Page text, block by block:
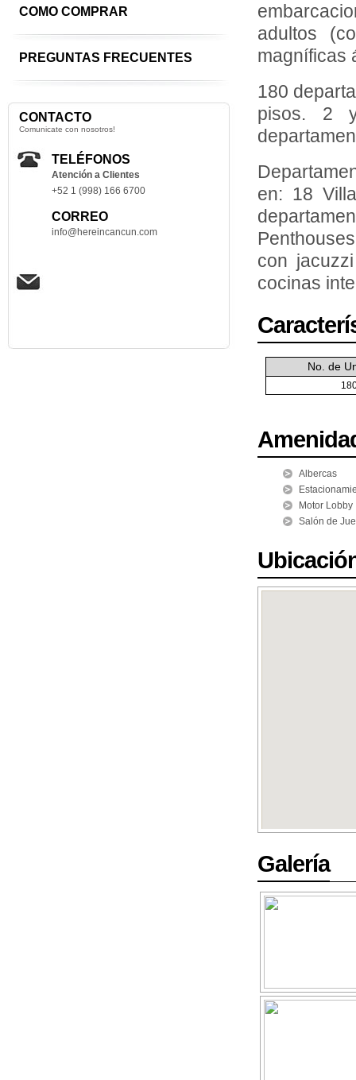
COMO COMPRAR
PREGUNTAS FRECUENTES
CONTACTO
Comunicate con nosotros!
TELÉFONOS
Atención a Clientes
+52 1 (998) 166 6700
CORREO
info@hereincancun.com
adultos
magníficas
180
pisos. 2
en: 18
con
cocinas
No. de
Albercas
Motor Lobby
Salón de
Galería